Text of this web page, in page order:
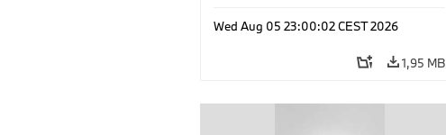
Wed Aug 05 23:00:02 CEST 2026
1,95 MB